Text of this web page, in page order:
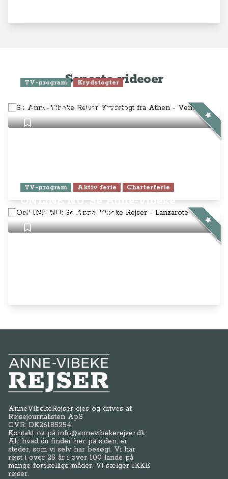
Seneste videoer
TV-program Krydstogter
fra Athen - Venedig
TV-program Aktiv ferie Charterferie
ONLINE NU: Se Anne-Vibeke
Rejser - Lanzarote
Anne-Vibeke Rejser
AnneVibekeRejser ejes og drives af
Rejsejournalisten ApS
CVR: DK26185254
Kontakt os påinfo@annevibekerejser.dk
Alt, hvad du finder her på siden, er
steder, som vi selv har besøgt. Vi har
rejst i over 25 år i over 100 lande på
mange forskellige måder. Vi sælger IKKE
rejser.